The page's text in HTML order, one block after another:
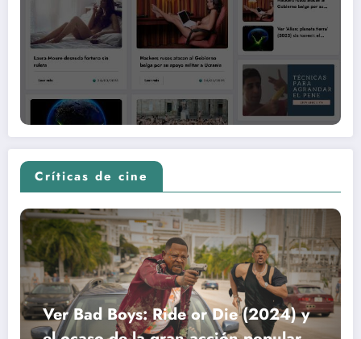
Críticas de cine
Ver Bad Boys: Ride or Die (2024) y